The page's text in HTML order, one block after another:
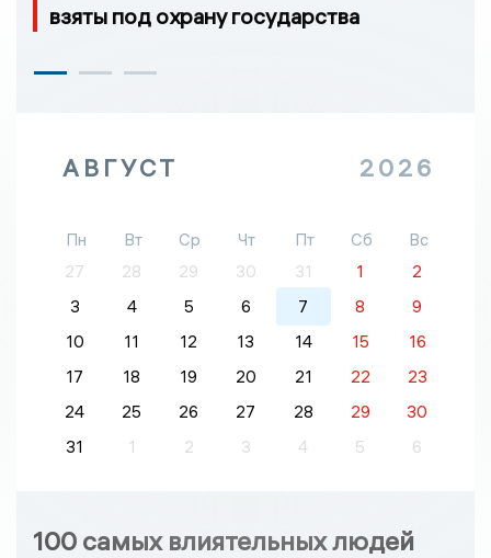
взяты под охрану государства
АВГУСТ 2026
Пн Вт Ср Чт Пт Сб
Вс
27
28 29 30 31 1
2
3
4 5 6 7 8
9
10
11 12 13 14 15
16
17
18 19 20 21 22
23
24
25 26 27 28 29
30
31
1 2 3 4 5 6
100 самых влиятельных людей